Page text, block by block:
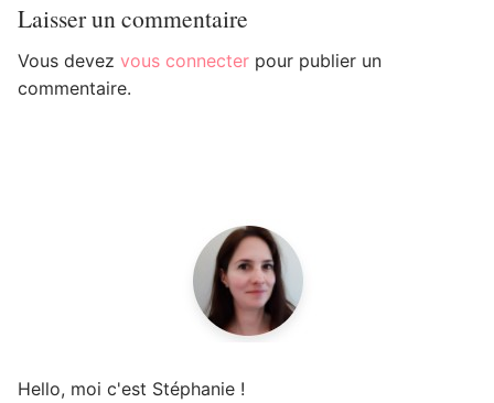
Laisser un commentaire
Vous devez vous connecter pour publier un
commentaire.
Hello, moi c'est Stéphanie !